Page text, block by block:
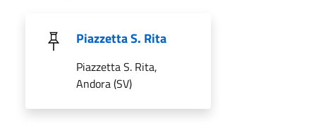
Piazzetta S. Rita
Piazzetta S. Rita,
Andora (SV)